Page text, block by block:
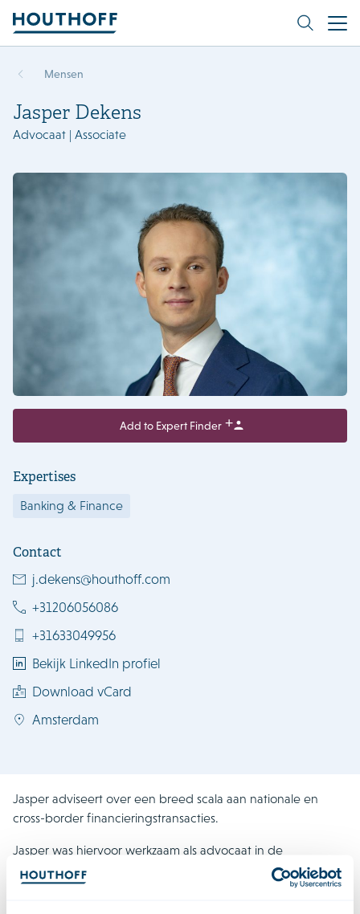
Mensen
Jasper Dekens
Advocaat | Associate
Add to Expert Finder
Expertises
Banking & Finance
Contact
j.dekens@houthoff.com
+31206056086
+31633049956
Bekijk LinkedIn profiel
Download vCard
Amsterdam
Jasper adviseert over een breed scala aan nationale en
cross-border financieringstransacties.
Jasper was hiervoor werkzaam als advocaat in de
praktijkgroep Corporate/M&A. Hij hield zich bezig met
nationale en grensoverschrijdende fusies en overnames,